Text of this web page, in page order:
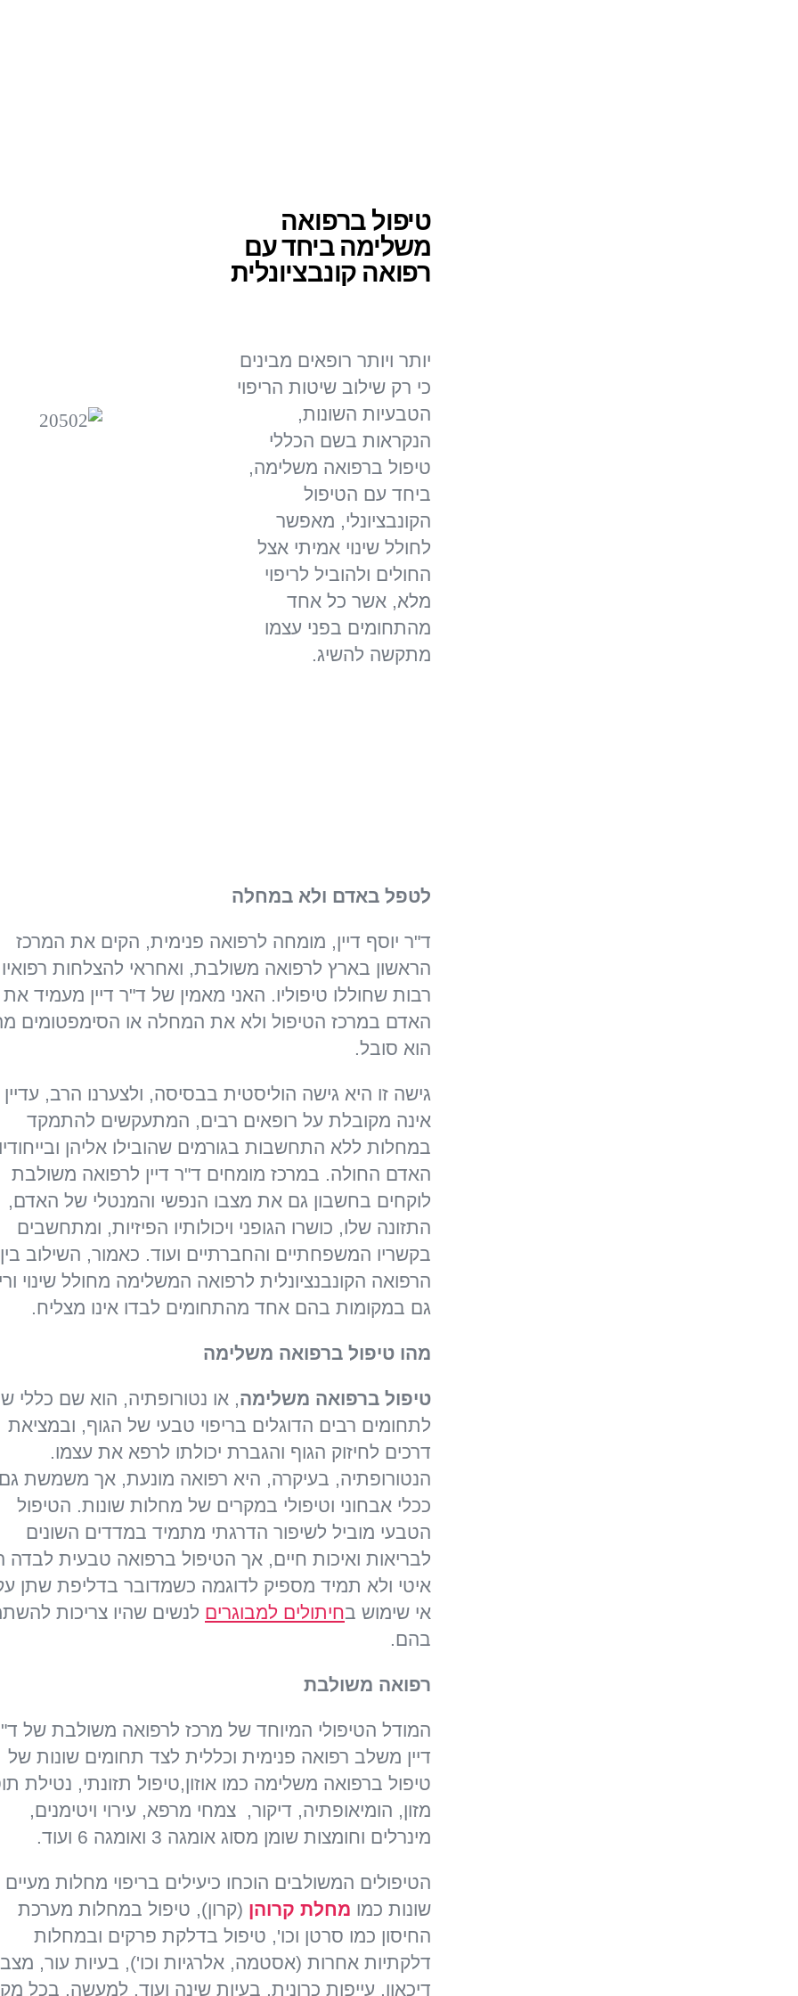
טיפול ברפואה
משלימה ביחד עם
רפואה קונבציונלית
יותר ויותר רופאים מבינים
כי רק שילוב שיטות הריפוי
הטבעיות השונות,
הנקראות בשם הכללי
טיפול ברפואה משלימה,
ביחד עם הטיפול
הקונבציונלי, מאפשר
לחולל שינוי אמיתי אצל
החולים ולהוביל לריפוי
מלא, אשר כל אחד
מהתחומים בפני עצמו
מתקשה להשיג.
לטפל באדם ולא במחלה
ד"ר יוסף דיין, מומחה לרפואה פנימית, הקים את המרכז
הראשון בארץ לרפואה משולבת, ואחראי להצלחות
רבות שחוללו טיפוליו. האני מאמין של ד"ר דיין מעמיד את
האדם במרכז הטיפול ולא את המחלה או הסימפטומים
הוא סובל.
גישה זו היא גישה הוליסטית בבסיסה, ולצערנו הרב, עדיין
אינה מקובלת על רופאים רבים, המתעקשים להתמקד
במחלות ללא התחשבות בגורמים שהובילו אליהן
האדם החולה. במרכז מומחים ד"ר דיין לרפואה משולבת
לוקחים בחשבון גם את מצבו הנפשי והמנטלי של האדם,
התזונה שלו, כושרו הגופני ויכולותיו הפיזיות, ומתחשבים
בקשריו המשפחתיים והחברתיים ועוד. כאמור, השילוב בין
הרפואה הקונבנציונלית לרפואה המשלימה מחולל שינוי
גם במקומות בהם אחד מהתחומים לבדו אינו מצליח.
מהו טיפול ברפואה משלימה
טיפול ברפואה משלימה , או נטורופתיה, הוא שם כללי
לתחומים רבים הדוגלים בריפוי טבעי של הגוף, ובמציאת
דרכים לחיזוק הגוף והגברת יכולתו לרפא את עצמו.
הנטורופתיה, בעיקרה, היא רפואה מונעת, אך משמשת גם
ככלי אבחוני וטיפולי במקרים של מחלות שונות. הטיפול
הטבעי מוביל לשיפור הדרגתי מתמיד במדדים השונים
לבריאות ואיכות חיים, אך הטיפול ברפואה טבעית לבדה
איטי ולא תמיד מספיק לדוגמה כשמדובר בדליפת שתן
אי שימוש בחיתולים למבוגרים לנשים שהיו צריכות
בהם.
רפואה משולבת
המודל הטיפולי המיוחד של מרכז לרפואה משולבת של
דיין משלב רפואה פנימית וכללית לצד תחומים שונות של
טיפול ברפואה משלימה כמו אוזון,טיפול תזונתי, נטילת
מזון, הומיאופתיה, דיקור, צמחי מרפא, עירוי ויטימנים,
מינרלים וחומצות שומן מסוג אומגה 3 ואומגה 6 ועוד.
הטיפולים המשולבים הוכחו כיעילים בריפוי מחלות מעיים
שונות כמו מחלת קרוהן (קרון), טיפול במחלות מערכת
החיסון כמו סרטן וכו', טיפול בדלקת פרקים ובמחלות
דלקתיות אחרות (אסטמה, אלרגיות וכו'), בעיות עור,
דיכאון, עייפות כרונית, בעיות שינה ועוד. למעשה, בכל